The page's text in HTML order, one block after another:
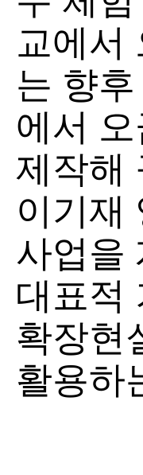
교에서
는 향
에서
제작해
이기재
사업을
대표적
확장현
활용하